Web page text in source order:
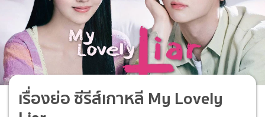
เรื่องย่อ ซีรีส์เกาหลี My Lovely